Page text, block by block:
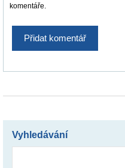
komentáře.
Vyhledávání